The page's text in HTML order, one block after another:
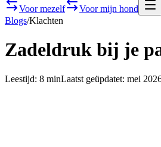
Voor mezelf
Voor mijn hond
Blogs/Klachten
Zadeldruk bij je
Leestijd: 8 minLaatst geüpdatet: mei